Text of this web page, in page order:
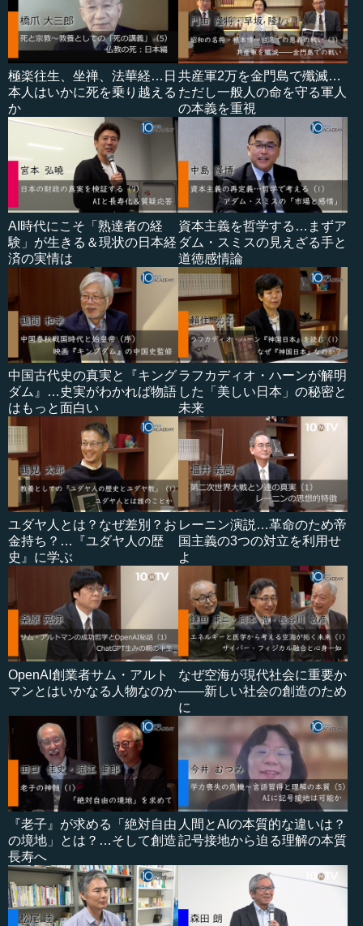
極楽往生、坐禅、法華経…日
本人はいかに死を乗り越える
か
共産軍2万を金門島で殲滅…
ただし一般人の命を守る軍人
の本義を重視
AI時代にこそ「熟達者の経
験」が生きる＆現状の日本経
済の実情は
資本主義を哲学する…まずア
ダム・スミスの見えざる手と
道徳感情論
中国古代史の真実と『キング
ダム』…史実がわかれば物語
はもっと面白い
ラフカディオ・ハーンが解明
した「美しい日本」の秘密と
未来
ユダヤ人とは？なぜ差別？お
金持ち？…『ユダヤ人の歴
史』に学ぶ
レーニン演説…革命のため帝
国主義の3つの対立を利用せ
よ
OpenAI創業者サム・アルト
マンとはいかなる人物なのか
なぜ空海が現代社会に重要か
――新しい社会の創造のため
に
『老子』が求める「絶対自由
の境地」とは？…そして創造
長寿へ
人間とAIの本質的な違いは？
記号接地から迫る理解の本質